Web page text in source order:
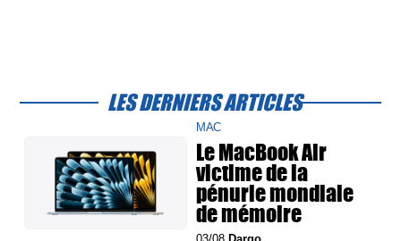
LES DERNIERS ARTICLES
MAC
Le MacBook Air
victime de la
pénurie mondiale
de mémoire